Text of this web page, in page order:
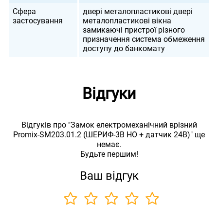
Сфера
застосування
двері металопластикові двері
металопластикові вікна
замикаючі пристрої різного
призначення система обмеження
доступу до банкомату
Відгуки
Відгуків про "Замок електромеханічний врізний
Promix-SM203.01.2 (ШЕРИФ-3В НО + датчик 24В)" ще
немає.
Будьте першим!
Ваш відгук